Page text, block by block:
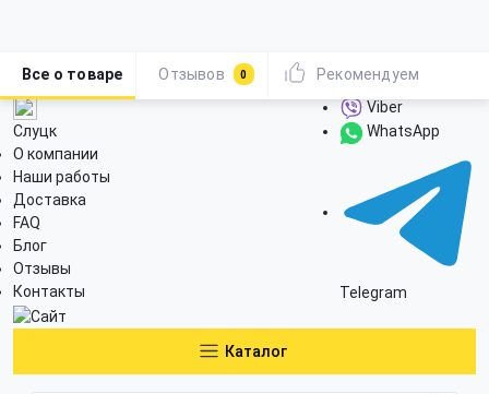
Слуцк
О компании
Наши работы
Доставка
FAQ
Блог
Отзывы
Контакты
Viber
WhatsApp
Telegram
Каталог
Все о товаре Отзывов 0 Рекомендуем